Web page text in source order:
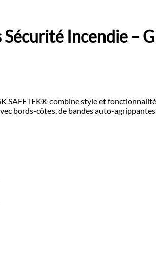
Sécurité Incendie –
SAFETEK® combine style et
bords-côtes, de bandes auto-